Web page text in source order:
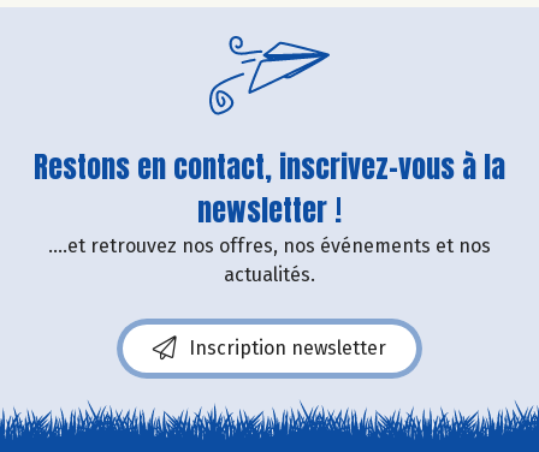
Restons en contact, inscrivez-vous à la
newsletter !
....et retrouvez nos offres, nos événements et nos
actualités.
Inscription newsletter